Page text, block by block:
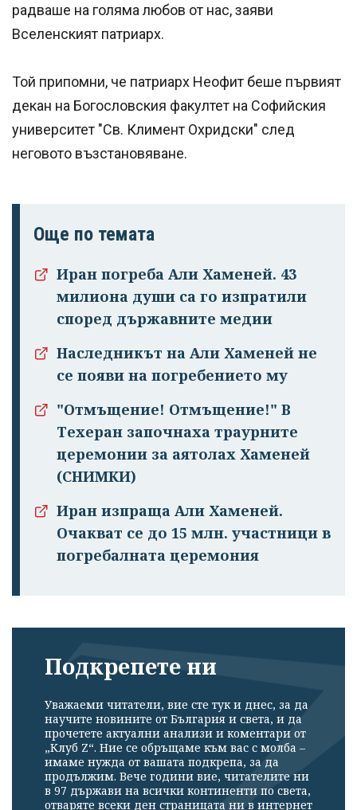
радваше на голяма любов от нас, заяви
Вселенският патриарх.
Той припомни, че патриарх Неофит беше първият
декан на Богословския факултет на Софийския
университет "Св. Климент Охридски" след
неговото възстановяване.
Още по темата
Иран погреба Али Хаменей. 43
милиона души са го изпратили
според държавните медии
Наследникът на Али Хаменей не
се появи на погребението му
"Отмъщение! Отмъщение!" В
Техеран започнаха траурните
церемонии за аятолах Хаменей
(СНИМКИ)
Иран изпраща Али Хаменей.
Очакват се до 15 млн. участници в
погребалната церемония
Подкрепете ни
Уважаеми читатели, вие сте тук и днес, за да
научите новините от България и света, и да
прочетете актуални анализи и коментари от
„Клуб Z“. Ние се обръщаме към вас с молба –
имаме нужда от вашата подкрепа, за да
продължим. Вече години вие, читателите ни
в 97 държави на всички континенти по света,
отваряте всеки ден страницата ни в интернет